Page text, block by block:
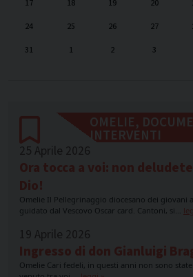
17
18 19 20
24
25 26 27
31
1 2 3
OMELIE,
INTERVENTI
25 Aprile 2026
Ora tocca a voi: non
Dio!
Omelie Il Pellegrinaggio diocesano dei giovani
guidato dal Vescovo Oscar card. Cantoni, si…
19 Aprile 2026
Ingresso di don Gianluigi
Omelie Cari fedeli, in questi anni non sono